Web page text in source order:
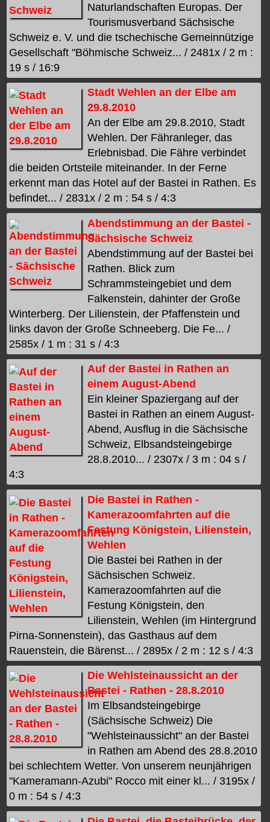
Naturlandschaften Europas. Der
Tourismusverband Sächsische
Schweiz e. V. und die tschechische Gemeinnützige
Gesellschaft "Böhmische Schweiz... / 2481x / 2 m :
19 s / 16:9
Stadt Wehlen an der Elbe am
29.8.2010
An der Elbe am 29.8.2010, Stadt
Wehlen. Der Fähranleger, das
Erlebnisbad. Die Fähre verbindet
die beiden Ortsteile miteinander. In der Ferne
erkennt man das Hotel auf der Bastei in Rathen. Es
befindet... / 2831x / 2 m : 54 s / 4:3
Abendstimmung an der Bastei -
Sächsische Schweiz
Abendstimmung auf der Bastei bei
Rathen. Blick zum
Schrammsteingebiet und dem
Falkenstein, dahinter der Große
Winterberg. Der Lilienstein, der Pfaffenstein und
links davon der Große Schneeberg. Die Fe... /
2585x / 1 m : 31 s / 4:3
Auf der Bastei in Rathen an
einem August-Abend
Ein kleiner Spaziergang auf der
Bastei in Rathen an einem August-
Abend, Ausflug in die Sächsische
Schweiz, Elbsandsteingebirge
28.8.2010... / 2307x / 3 m : 04 s /
4:3
Die Bastei in Rathen -
Kamerazoomfahrten auf die
Festung Königstein, Lilienstein,
Wehlen
Die Bastei bei Rathen in der
Sächsischen Schweiz.
Kamerazoomfahrten auf die
Festung Königstein, den
Lilienstein, Wehlen (im Hintergrund
Pirna-Sonnenstein), das Gasthaus auf dem
Rauenstein, die Bärenst... / 2895x / 2 m : 12 s / 4:3
Die Wehlsteinaussicht an der
Bastei - Rathen - 28.8.2010
Im Elbsandsteingebirge
(Sächsische Schweiz) Die
"Wehlsteinaussicht" an der Bastei
in Rathen am Abend des 28.8.2010
bei schlechtem Wetter. Von unserem neunjährigen
"Kameramann-Azubi" Rocco mit einer kl... / 3195x /
0 m : 54 s / 4:3